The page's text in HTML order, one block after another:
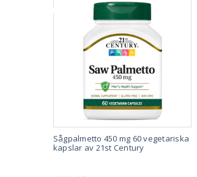
FÖRSÄLJNING
Sågpalmetto 450 mg 60 vegetariska
kapslar av 21st Century